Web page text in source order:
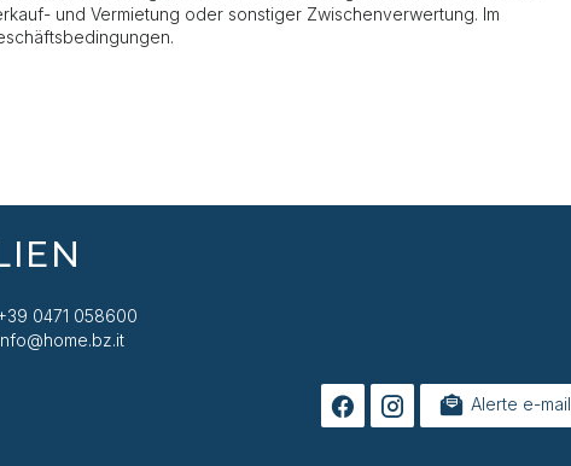
und Vermietung oder sonstiger Zwischenverwertung. Im
0471 058600
Alerte e-mail